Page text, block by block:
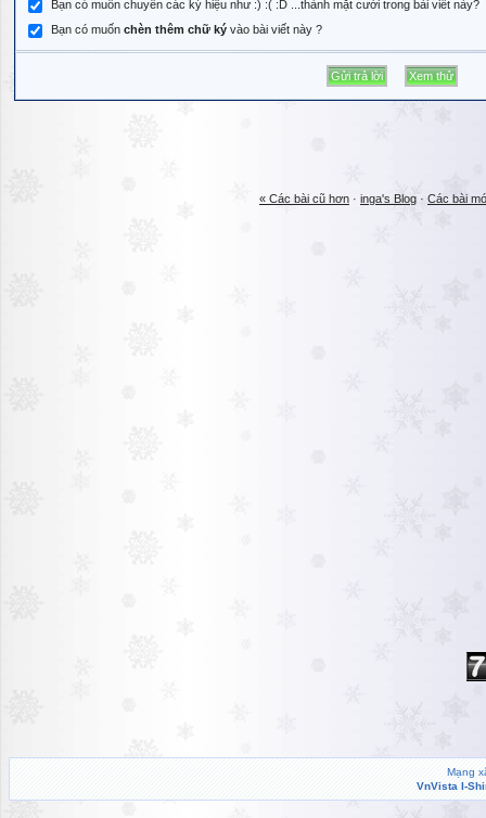
Bạn có muốn chuyển các ký hiệu như :) :( :D ...thành mặt cười trong bài viết này?
Bạn có muốn chèn thêm chữ ký vào bài viết này ?
« Các bài cũ hơn · inga's Blog · Các bài
Mạng
VnVista I-